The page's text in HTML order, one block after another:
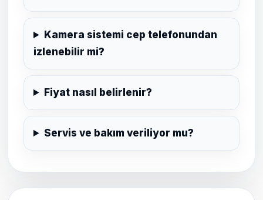
Kamera sistemi cep telefonundan
izlenebilir mi?
Fiyat nasıl belirlenir?
Servis ve bakım veriliyor mu?